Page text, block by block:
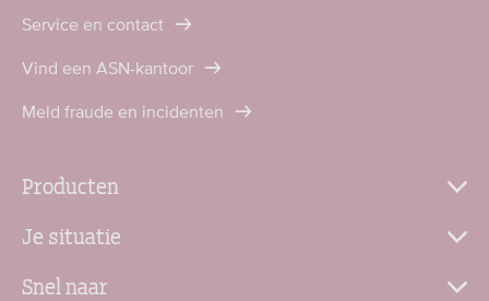
Service en contact
Vind een ASN-kantoor
Meld fraude en incidenten
Producten
Je situatie
Snel naar